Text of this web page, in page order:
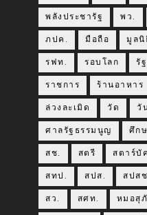
พลังประชารัฐ พว.
ภปค. มือถือ มูลนิ
รฟท. รอบโลก รั
ราชการ ร้านอาหาร
ล่วงละเมิด วัด วั
ศาลรัฐธรรมนูญ ศึก
สช. สตรี สตาร์บั
สทป. สปส. สปส
สว. สศท. หมอสุ